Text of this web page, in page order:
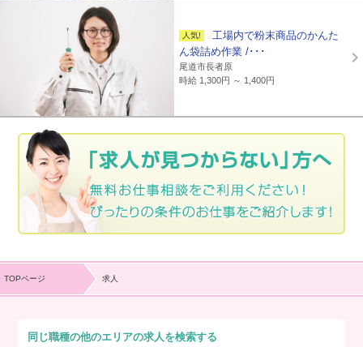
工場内で粉末商品のかんた
ん袋詰め作業 /･･･
尾道市長者原
時給 1,300円 ～ 1,400円
TOPページ 求人
同じ職種の他のエリアの求人を検索する